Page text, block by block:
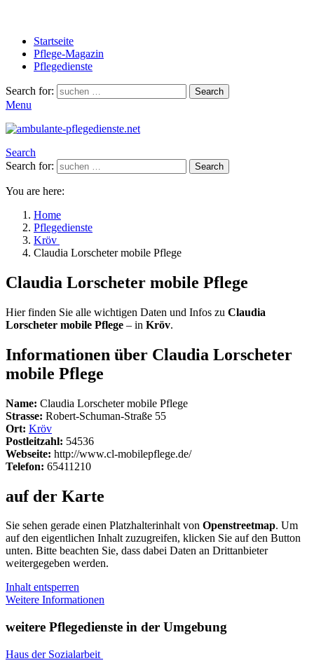
Startseite
Pflege-Magazin
Pflegedienste
Search for: Search
Menu
Search
Search for:
Search
You are here:
Home
Pflegedienste
Kröv
Claudia Lorscheter mobile Pflege
Claudia Lorscheter mobile Pflege
Hier finden Sie alle wichtigen Daten und Infos zu Claudia
Lorscheter mobile Pflege – in Kröv.
Informationen über Claudia Lorscheter
mobile Pflege
Name: Claudia Lorscheter mobile Pflege
Strasse: Robert-Schuman-Straße 55
Ort: Kröv
Postleitzahl: 54536
Webseite: http://www.cl-mobilepflege.de/
Telefon: 65411210
auf der Karte
Sie sehen gerade einen Platzhalterinhalt von Openstreetmap. Um
auf den eigentlichen Inhalt zuzugreifen, klicken Sie auf den Button
unten. Bitte beachten Sie, dass dabei Daten an Drittanbieter
weitergegeben werden.
Inhalt entsperren
Weitere Informationen
weitere Pflegedienste in der Umgebung
Haus der Sozialarbeit